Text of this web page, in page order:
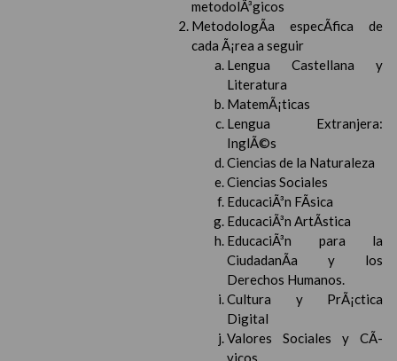
metodolÃ³gicos
MetodologÃ­a especÃ­fica de
cada Ã¡rea a seguir
Lengua Castellana y
Literatura
MatemÃ¡ticas
Lengua Extranjera:
InglÃ©s
Ciencias de la Naturaleza
Ciencias Sociales
EducaciÃ³n FÃ­sica
EducaciÃ³n ArtÃ­stica
EducaciÃ³n para la
CiudadanÃ­a y los
Derechos Humanos.
Cultura y PrÃ¡ctica
Digital
Valores Sociales y CÃ­
vicos